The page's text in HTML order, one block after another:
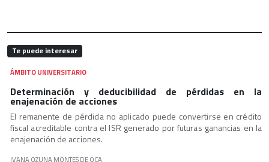
Te puede interesar
ÁMBITO UNIVERSITARIO
Determinación y deducibilidad de pérdidas en la
enajenación de acciones
El remanente de pérdida no aplicado puede convertirse en crédito
fiscal acreditable contra el ISR generado por futuras ganancias en la
enajenación de acciones.
IVANA OZUNA MONTES DE OCA